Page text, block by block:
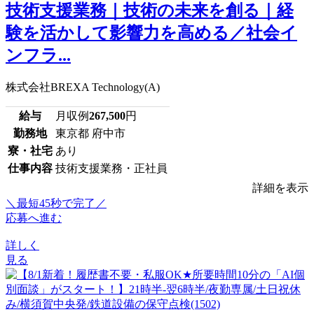
技術支援業務｜技術の未来を創る｜経
験を活かして影響力を高める／社会イ
ンフラ...
株式会社BREXA Technology(A)
給与 月収例267,500円
勤務地
東京都 府中市
寮・社宅 あり
仕事内容 技術支援業務・正社員
詳細を表示
＼最短45秒で完了／
応募へ進む
詳しく
見る